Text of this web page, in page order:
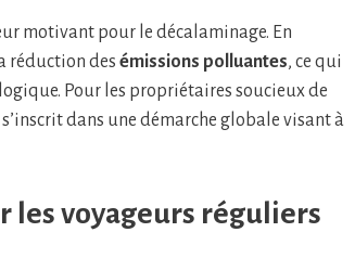
motivant pour le décalaminage. En
réduction des émissions polluantes, ce qui
Pour les propriétaires soucieux de
dans une démarche globale visant à
les voyageurs réguliers